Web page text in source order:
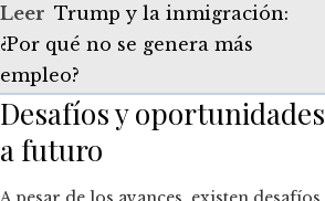
Leer Trump y la inmigración:
¿Por qué no se genera más
empleo?
Desafíos y oportunidades
a futuro